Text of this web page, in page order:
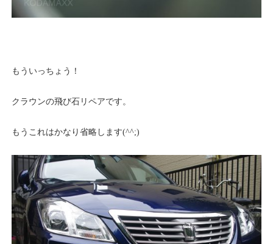
もういっちょう！
クラウンの飛び石リペアです。
もうこれはかなり省略します(^^;)